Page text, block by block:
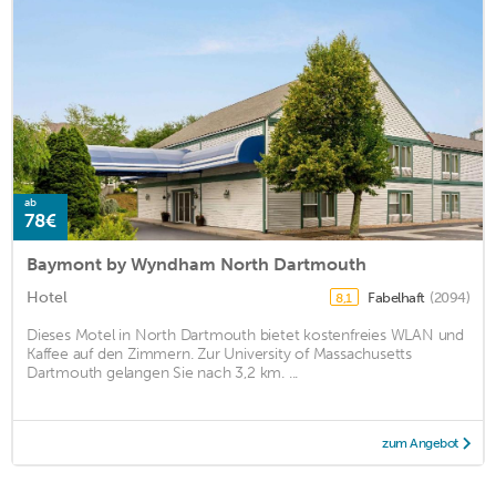
ab
78€
Baymont by Wyndham North Dartmouth
Hotel 8,1 Fabelhaft (2094)
Dieses Motel in North Dartmouth bietet kostenfreies WLAN und
Kaffee auf den Zimmern. Zur University of Massachusetts
Dartmouth gelangen Sie nach 3,2 km. ...
zum Angebot